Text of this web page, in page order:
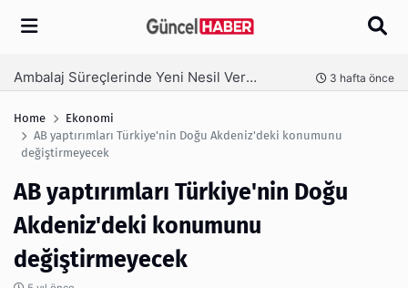
Arama
Ambalaj Süreçlerinde Yeni Nesil Verimliliği Olimpack ile Yakalayın 3 hafta önce
Home
Ekonomi
AB yaptırımları Türkiye'nin Doğu Akdeniz'deki konumunu
değiştirmeyecek
AB yaptırımları Türkiye'nin Doğu
Akdeniz'deki konumunu
değiştirmeyecek